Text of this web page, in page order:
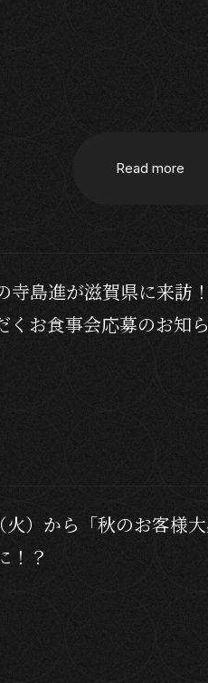
Read more
寺島進が滋賀県に来訪
くお食事会応募のお知
火）から「秋のお客様
！？